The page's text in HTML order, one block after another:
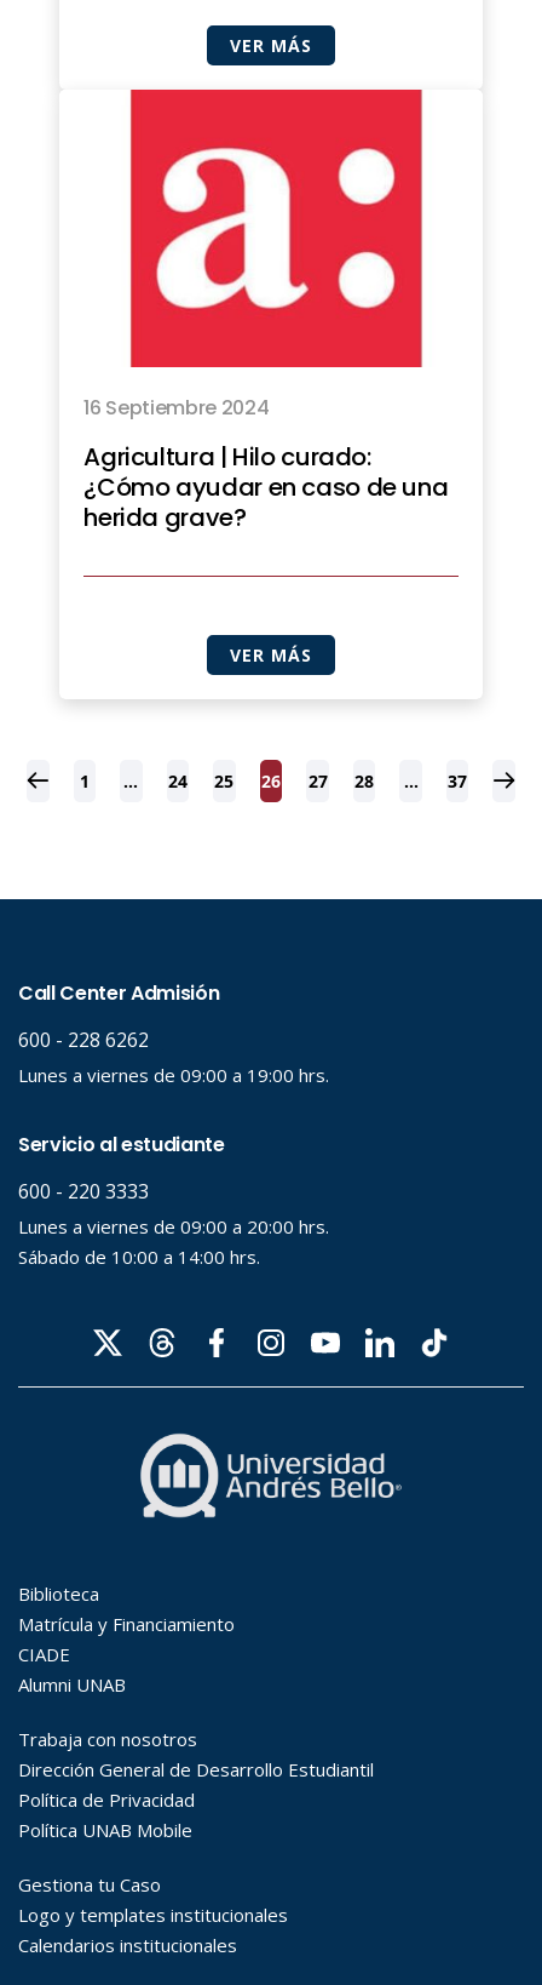
VER MÁS
16 Septiembre 2024
Agricultura | Hilo curado:
¿Cómo ayudar en caso de una
herida grave?
VER MÁS
1 … 24 25 26 27 28 … 37